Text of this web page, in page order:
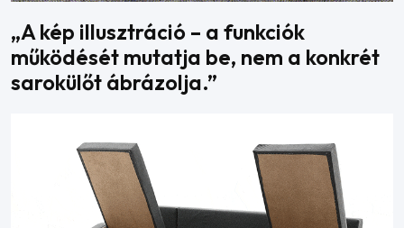
„A kép illusztráció – a funkciók
működését mutatja be, nem a konkrét
sarokülőt ábrázolja.”